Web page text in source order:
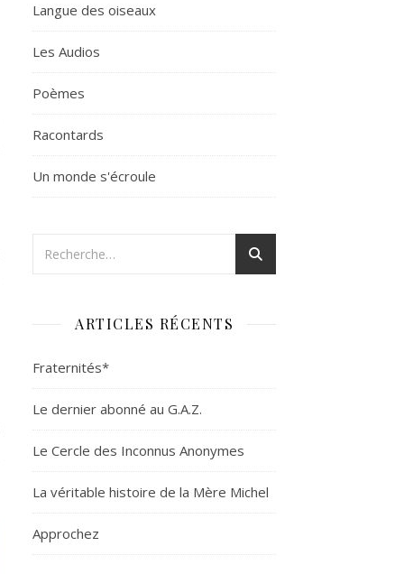
Langue des oiseaux
Les Audios
Poèmes
Racontards
Un monde s'écroule
ARTICLES RÉCENTS
Fraternités*
Le dernier abonné au G.A.Z.
Le Cercle des Inconnus Anonymes
La véritable histoire de la Mère Michel
Approchez